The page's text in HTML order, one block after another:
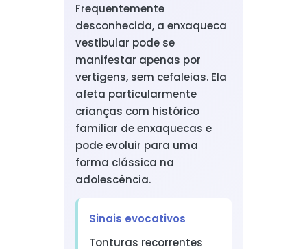
Frequentemente
desconhecida, a enxaqueca
vestibular pode se
manifestar apenas por
vertigens, sem cefaleias. Ela
afeta particularmente
crianças com histórico
familiar de enxaquecas e
pode evoluir para uma
forma clássica na
adolescência.
Sinais evocativos
Tonturas recorrentes